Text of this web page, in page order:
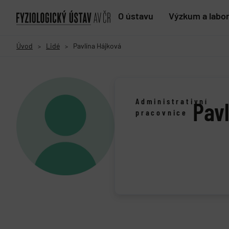
O ústavu Výzkum a
Úvod > Lidé > Pavlína Hájková
Administrativní
pracovnice